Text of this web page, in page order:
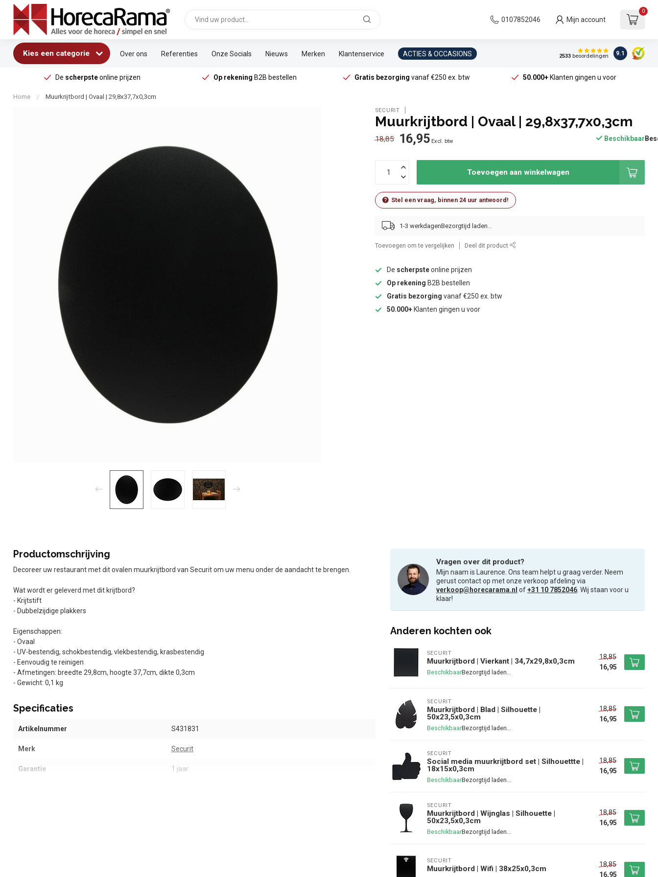
0107852046 Mijn account
0
Kies een categorie Over ons Referenties Onze Socials Nieuws Merken Klantenservice ACTIES & OCCASIONS 2533beoordelingen 9.1
De scherpsteonline prijzen Op rekening B2B bestellen Gratis bezorging vanaf €250 ex. btw 50.000+Klanten gingen u voor
Home / Muurkrijtbord | Ovaal | 29,8x37,7x0,3cm
SECURIT
Muurkrijtbord | Ovaal | 29,8x37,7x0,3cm
18,85 16,95 Excl. btw Beschikbaar
Toevoegen aan winkelwagen
Stel een vraag, binnen 24 uur antwoord!
1-3 werkdagen
Toevoegen om te vergelijken Deel dit product
De scherpsteonline prijzen
Op rekening B2B bestellen
Gratis bezorging vanaf €250 ex. btw
50.000+ Klanten gingen u voor
Productomschrijving
Decoreer uw restaurant met dit ovalen muurkrijtbord van Securit om uw menu onder de aandacht te brengen.
Wat wordt er geleverd met dit krijtbord?
- Krijtstift
- Dubbelzijdige plakkers
Eigenschappen:
- Ovaal
- UV-bestendig, schokbestendig, vlekbestendig, krasbestendig
- Eenvoudig te reinigen
- Afmetingen: breedte 29,8cm, hoogte 37,7cm, dikte 0,3cm
- Gewicht: 0,1 kg
Specificaties
Artikelnummer S431831
Merk Securit
Garantie 1 jaar
Vragen over dit product?
Mijn naam is Laurence. Ons team helpt u graag verder. Neem
gerust contact op met onze verkoop afdeling via
verkoop@horecarama.nl of+31 10 7852046 . Wij staan voor u
klaar!
Anderen kochten ook
SECURIT
Muurkrijtbord | Vierkant | 34,7x29,8x0,3cm
Beschikbaar
18,85
16,95
SECURIT
Muurkrijtbord | Blad | Silhouette |
50x23,5x0,3cm
Beschikbaar
18,85
16,95
SECURIT
Social media muurkrijtbord set | Silhouettte |
18x15x0,3cm
Beschikbaar
18,85
16,95
SECURIT
Muurkrijtbord | Wijnglas | Silhouette |
50x23,5x0,3cm
Beschikbaar
18,85
16,95
SECURIT
Muurkrijtbord | Wifi | 38x25x0,3cm
18,85
16,95